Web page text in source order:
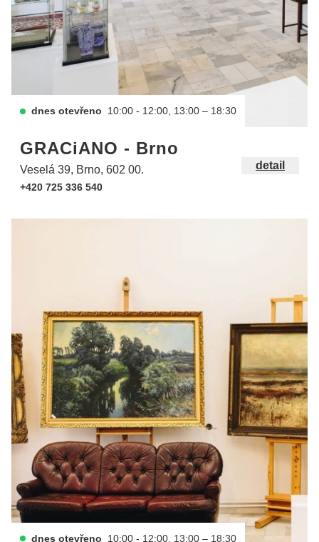
dnes otevřeno 10:00 - 12:00, 13:00 – 18:30
GRACiANO - Brno
Veselá 39, Brno, 602 00.
+420 725 336 540
detail
dnes otevřeno 10:00 - 12:00, 13:00 – 18:30